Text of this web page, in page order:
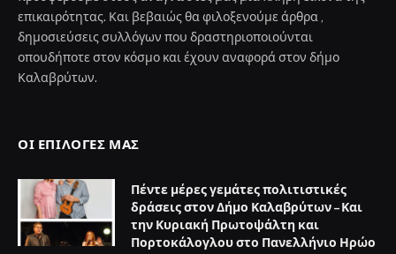
επικαιρότητας. Και βεβαιώς θα φιλοξενούμε άρθρα ,
δημοσιεύσεις συλλόγων που δραστηριοποιούνται
οπουδήποτε στον κόσμο και έχουν αναφορά στον δήμο
Καλαβρύτων.
ΟΙ ΕΠΙΛΟΓΈΣ ΜΑΣ
Πέντε μέρες γεμάτες πολιτιστικές
δράσεις στον Δήμο Καλαβρύτων – Και
την Κυριακή Πρωτοψάλτη και
Πορτοκάλογλου στο Πανελλήνιο Ηρώο